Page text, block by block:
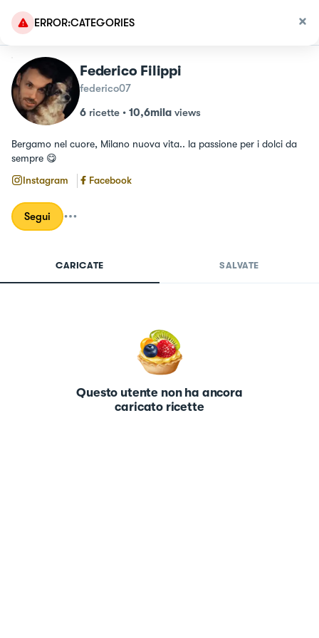
ERROR:CATEGORIES
Federico Filippi
federico07
6 ricette • 10,6mila views
Bergamo nel cuore, Milano nuova vita.. la passione per i dolci da
sempre 😋
Instagram
Facebook
Segui
CARICATE SALVATE
Questo utente non ha ancora
caricato ricette